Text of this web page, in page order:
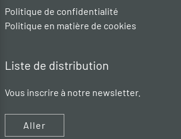
Politique de confidentialité
Politique en matière de cookies
Liste de distribution
Vous inscrire à notre newsletter.
Aller